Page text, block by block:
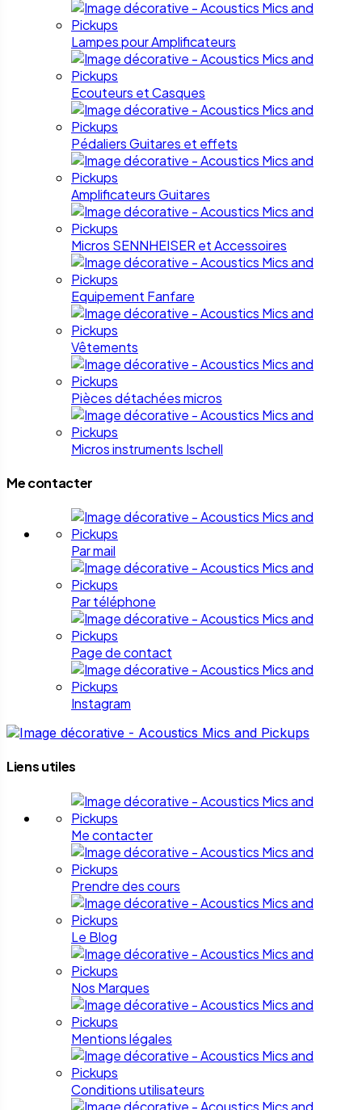
Lampes pour Amplificateurs
Ecouteurs et Casques
Pédaliers Guitares et effets
Amplificateurs Guitares
Micros SENNHEISER et Accessoires
Equipement Fanfare
Vêtements
Pièces détachées micros
Micros instruments Ischell
Me contacter
Par mail
Par téléphone
Page de contact
Instagram
Liens utiles
Me contacter
Prendre des cours
Le Blog
Nos Marques
Mentions légales
Conditions utilisateurs